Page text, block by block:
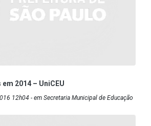
2014 – UniCEU
12h04 - em Secretaria Municipal de Educação